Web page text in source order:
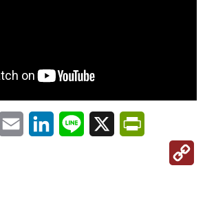
Email LinkedInLine X